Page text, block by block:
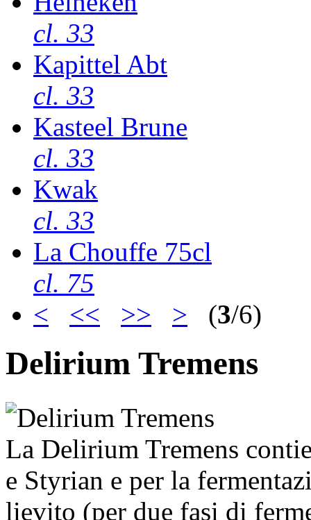
cl. 33
Kapittel Abt
cl. 33
Kasteel Brune
cl. 33
Kwak
cl. 33
La Chouffe 75cl
cl. 75
<
<< >> > (3/6)
Delirium Tremens
La Delirium Tremens
e Styrian e per la
lievito (per due fasi di